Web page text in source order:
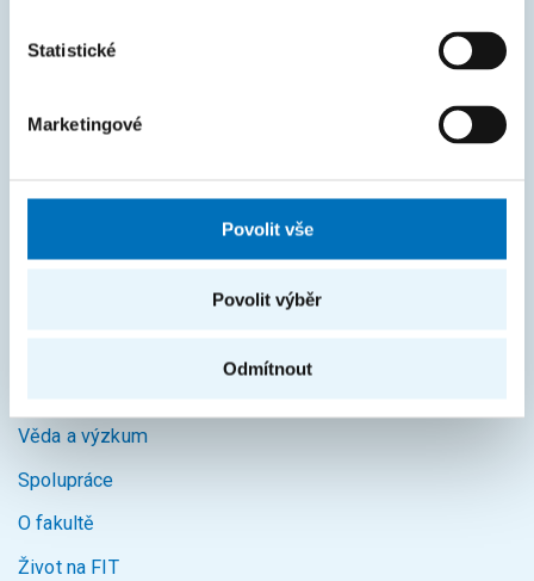
Statistické
Marketingové
Povolit vše
Povolit výběr
Odmítnout
Rozcestník systémů
MAPA STRÁNEK
Věda a výzkum
Spolupráce
O fakultě
Život na FIT